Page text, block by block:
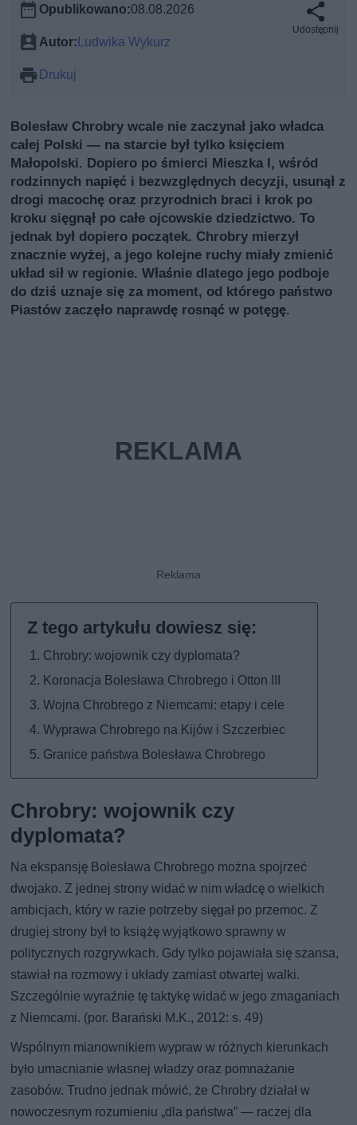
Opublikowano:08.08.2026
Autor:Ludwika Wykurz
Drukuj
Udostępnij
Bolesław Chrobry wcale nie zaczynał jako władca
całej Polski — na starcie był tylko księciem
Małopolski. Dopiero po śmierci Mieszka I, wśród
rodzinnych napięć i bezwzględnych decyzji, usunął z
drogi macochę oraz przyrodnich braci i krok po
kroku sięgnął po całe ojcowskie dziedzictwo. To
jednak był dopiero początek. Chrobry mierzył
znacznie wyżej, a jego kolejne ruchy miały zmienić
układ sił w regionie. Właśnie dlatego jego podboje
do dziś uznaje się za moment, od którego państwo
Piastów zaczęło naprawdę rosnąć w potęgę.
Chrobry: wojownik czy dyplomata?
Koronacja Bolesława Chrobrego i Otton III
Wojna Chrobrego z Niemcami: etapy i cele
Wyprawa Chrobrego na Kijów i Szczerbiec
Granice państwa Bolesława Chrobrego
Chrobry: wojownik czy
dyplomata?
Na ekspansję Bolesława Chrobrego można spojrzeć
dwojako. Z jednej strony widać w nim władcę o wielkich
ambicjach, który w razie potrzeby sięgał po przemoc. Z
drugiej strony był to książę wyjątkowo sprawny w
politycznych rozgrywkach. Gdy tylko pojawiała się szansa,
stawiał na rozmowy i układy zamiast otwartej walki.
Szczególnie wyraźnie tę taktykę widać w jego zmaganiach
z Niemcami. (por. Barański M.K., 2012: s. 49)
Wspólnym mianownikiem wypraw w różnych kierunkach
było umacnianie własnej władzy oraz pomnażanie
zasobów. Trudno jednak mówić, że Chrobry działał w
nowoczesnym rozumieniu „dla państwa” — raczej dla